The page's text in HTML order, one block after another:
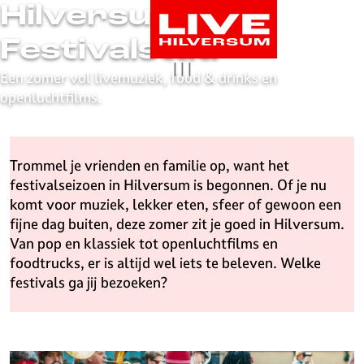
n
a
d
h
o
m
e
p
a
e
i
Hilversum
Festivalstad
Een zomer vol livemuziek, food & drinks en
openluchtfilms.
|| |
Trommel je vrienden en familie op, want het
festivalseizoen in Hilversum is begonnen. Of je nu
komt voor muziek, lekker eten, sfeer of gewoon een
fijne dag buiten, deze zomer zit je goed in Hilversum.
Van pop en klassiek tot openluchtfilms en
foodtrucks, er is altijd wel iets te beleven. Welke
festivals ga jij bezoeken?
I